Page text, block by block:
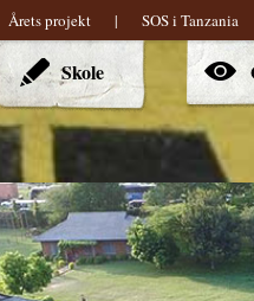
Årets projekt | SOS i Tanzania
Skole